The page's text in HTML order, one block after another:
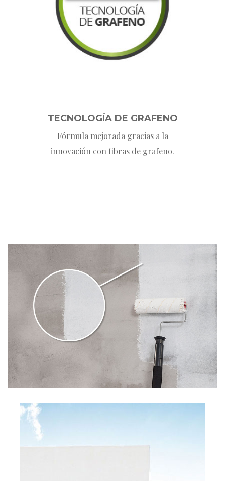
TECNOLOGÍA DE GRAFENO
Fórmula mejorada gracias a la
innovación con fibras de grafeno.